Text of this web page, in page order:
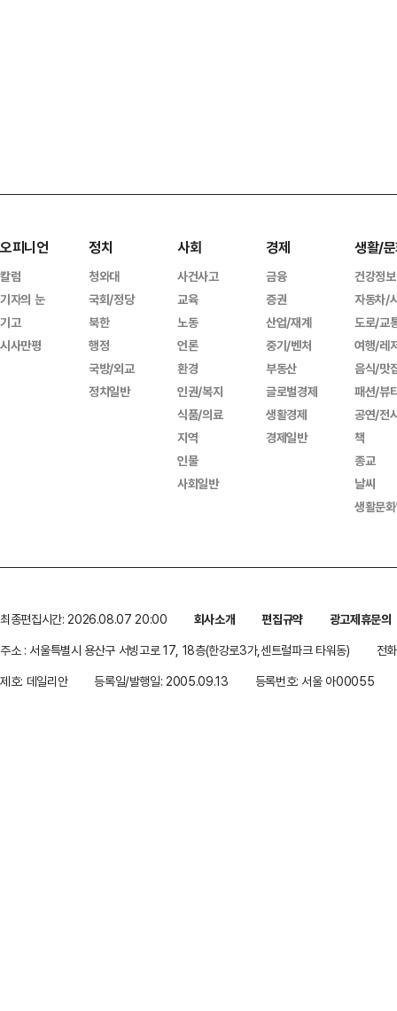
오피니언
칼럼
기자의 눈
기고
시사만평
정치
청와대
국회/정당
북한
행정
국방/외교
정치일반
사회
사건사고
교육
노동
언론
환경
인권/복지
식품/의료
지역
인물
사회일반
경제
금융
증권
산업/재계
중기/벤처
부동산
글로벌경제
생활경제
경제일반
생활/
건강정보
자동차/
도로/교
여행/레
음식/맛
패션/뷰
공연/전
책
종교
날씨
생활문
최종편집시간: 2026.08.07 20:00 회사소개 편집규약
광고제휴문의
주소 : 서울특별시 용산구 서빙고로 17, 18층(한강로3가,센트럴파크 타워동)
전
제호: 데일리안
등록일/발행일: 2005.09.13 등록번호: 서울 아00055